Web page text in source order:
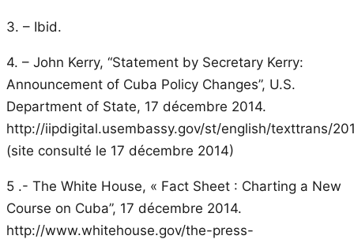
3. – Ibid.
4. – John Kerry, “Statement by Secretary Kerry:
Announcement of Cuba Policy Changes”, U.S.
Department of State, 17 décembre 2014.
http://iipdigital.usembassy.gov/st/english/texttrans/
(site consulté le 17 décembre 2014)
5 .- The White House, « Fact Sheet : Charting a New
Course on Cuba”, 17 décembre 2014.
http://www.whitehouse.gov/the-press-